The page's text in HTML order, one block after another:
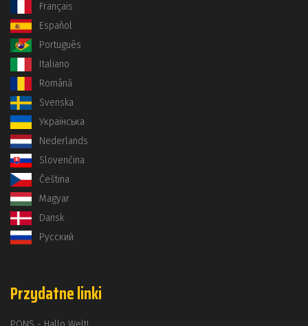
Français
Español
Português
Italiano
Română
Svenska
Українська
Nederlands
Slovenčina
Čeština
Magyar
Dansk
Русский
Przydatne linki